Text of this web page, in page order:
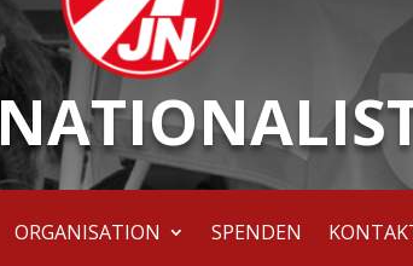
ORGANISATION SPENDEN